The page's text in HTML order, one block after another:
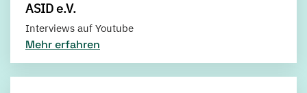
ASID e.V.
Interviews auf Youtube
Mehr erfahren